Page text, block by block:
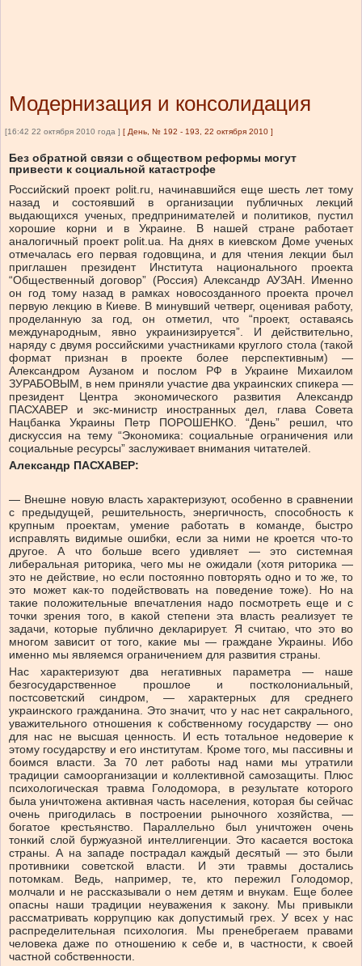
Модернизация и консолидация
[16:42 22 октября 2010 года ] [ День, № 192 - 193, 22 октября 2010 ]
Без обратной связи с обществом реформы могут
привести к социальной катастрофе
Российский проект polit.ru, начинавшийся еще шесть лет тому
назад и состоявший в организации публичных лекций
выдающихся ученых, предпринимателей и политиков, пустил
хорошие корни и в Украине. В нашей стране работает
аналогичный проект polit.uа. На днях в киевском Доме ученых
отмечалась его первая годовщина, и для чтения лекции был
приглашен президент Института национального проекта
“Общественный договор” (Россия) Александр АУЗАН. Именно
он год тому назад в рамках новосозданного проекта прочел
первую лекцию в Киеве. В минувший четверг, оценивая работу,
проделанную за год, он отметил, что “проект, оставаясь
международным, явно украинизируется”. И действительно,
наряду с двумя российскими участниками круглого стола (такой
формат признан в проекте более перспективным) —
Александром Аузаном и послом РФ в Украине Михаилом
ЗУРАБОВЫМ, в нем приняли участие два украинских спикера —
президент Центра экономического развития Александр
ПАСХАВЕР и экс-министр иностранных дел, глава Совета
Нацбанка Украины Петр ПОРОШЕНКО. “День” решил, что
дискуссия на тему “Экономика: социальные ограничения или
социальные ресурсы” заслуживает внимания читателей.
Александр ПАСХАВЕР:
— Внешне новую власть характеризуют, особенно в сравнении
с предыдущей, решительность, энергичность, способность к
крупным проектам, умение работать в команде, быстро
исправлять видимые ошибки, если за ними не кроется что-то
другое. А что больше всего удивляет — это системная
либеральная риторика, чего мы не ожидали (хотя риторика —
это не действие, но если постоянно повторять одно и то же, то
это может как-то подействовать на поведение тоже). Но на
такие положительные впечатления надо посмотреть еще и с
точки зрения того, в какой степени эта власть реализует те
задачи, которые публично декларирует. Я считаю, что это во
многом зависит от того, какие мы — граждане Украины. Ибо
именно мы являемся ограничением для развития страны.
Нас характеризуют два негативных параметра — наше
безгосударственное прошлое и постколониальный,
постсоветский синдром, — характерных для среднего
украинского гражданина. Это значит, что у нас нет сакрального,
уважительного отношения к собственному государству — оно
для нас не высшая ценность. И есть тотальное недоверие к
этому государству и его институтам. Кроме того, мы пассивны и
боимся власти. За 70 лет работы над нами мы утратили
традиции самоорганизации и коллективной самозащиты. Плюс
психологическая травма Голодомора, в результате которого
была уничтожена активная часть населения, которая бы сейчас
очень пригодилась в построении рыночного хозяйства, —
богатое крестьянство. Параллельно был уничтожен очень
тонкий слой буржуазной интеллигенции. Это касается востока
страны. А на западе пострадал каждый десятый — это были
противники советской власти. И эти травмы достались
потомкам. Ведь, например, те, кто пережил Голодомор,
молчали и не рассказывали о нем детям и внукам. Еще более
опасны наши традиции неуважения к закону. Мы привыкли
рассматривать коррупцию как допустимый грех. У всех у нас
распределительная психология. Мы пренебрегаем правами
человека даже по отношению к себе и, в частности, к своей
частной собственности.